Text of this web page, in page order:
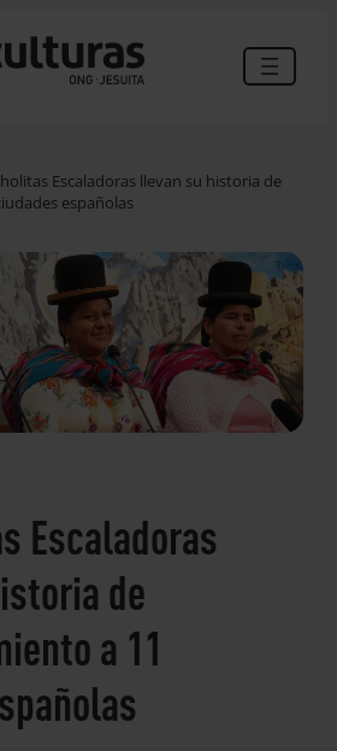
Escaladoras llevan su historia de
españolas
Escaladoras
de
a 11